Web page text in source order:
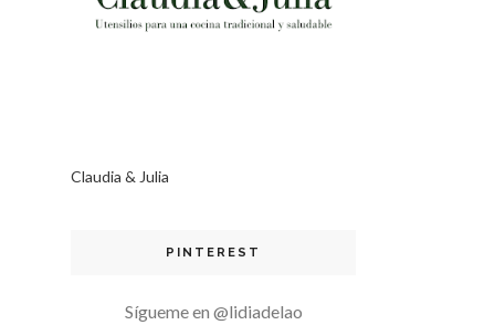
Claudia & Julia
PINTEREST
Sígueme en @lidiadelao